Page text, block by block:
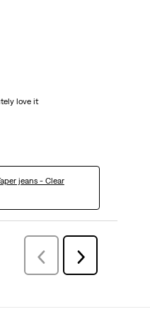
love it
jeans - Clear
VorigeBeoordelingen
Volgende
Beoordelingen